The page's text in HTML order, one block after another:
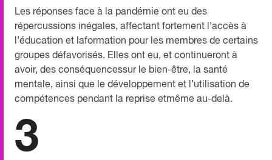
Les réponses face à la pandémie ont eu des
répercussions inégales, affectant fortement l’accès à
l’éducation et laformation pour les membres de certains
groupes défavorisés. Elles ont eu, et continueront à
avoir, des conséquencessur le bien-être, la santé
mentale, ainsi que le développement et l’utilisation de
compétences pendant la reprise etmême au-delà.
3